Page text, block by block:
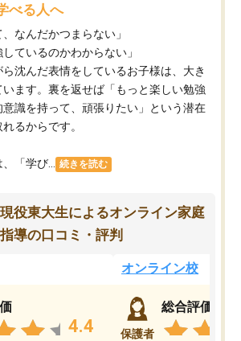
べる人へ
、なんだかつまらない」
しているのかわからない」
沈んだ表情をしているお子様は、大き
ます。裏を返せば「もっと楽しい勉強
識を持って、頑張りたい」という潜在
るからです。
「学び... 続きを読む
役東大生によるオンライン家庭
導の口コミ・評判
4.4
オンライン校
保護者
総合評価